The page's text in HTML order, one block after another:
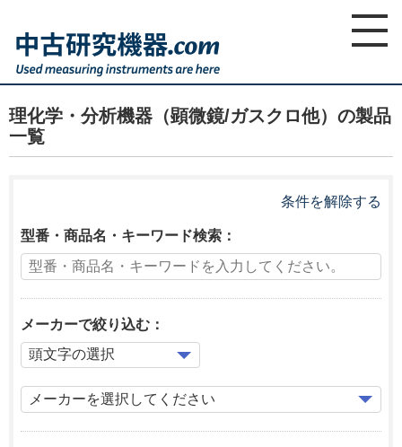
home 製品一覧
理化学・分析機器（顕微鏡/ガスクロ他）の製品
一覧
条件を解除する
型番・商品名・キーワード検索：
メーカーで絞り込む：